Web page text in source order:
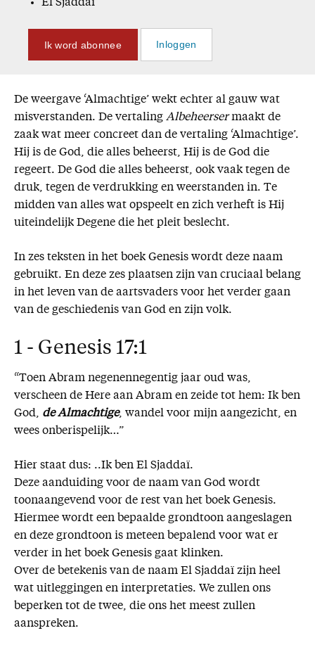
El Sjaddaï
Ik word abonnee Inloggen
De weergave ‘Almachtige’ wekt echter al gauw wat
misverstanden. De vertaling Albeheersermaakt de
zaak wat meer concreet dan de vertaling ‘Almachtige’.
Hij is de God, die alles beheerst, Hij is de God die
regeert. De God die alles beheerst, ook vaak tegen de
druk, tegen de verdrukking en weerstanden in. Te
midden van alles wat opspeelt en zich verheft is Hij
uiteindelijk Degene die het pleit beslecht.
In zes teksten in het boek Genesis wordt deze naam
gebruikt. En deze zes plaatsen zijn van cruciaal belang
in het leven van de aartsvaders voor het verder gaan
van de geschiedenis van God en zijn volk.
1 - Genesis 17:1
“Toen Abram negenennegentig jaar oud was,
verscheen de Here aan Abram en zeide tot hem: Ik ben
God, de Almachtige, wandel voor mijn aangezicht, en
wees onberispelijk…”
Hier staat dus: ..Ik ben El Sjaddaï.
Deze aanduiding voor de naam van God wordt
toonaangevend voor de rest van het boek Genesis.
Hiermee wordt een bepaalde grondtoon aangeslagen
en deze grondtoon is meteen bepalend voor wat er
verder in het boek Genesis gaat klinken.
Over de betekenis van de naam El Sjaddaï zijn heel
wat uitleggingen en interpretaties. We zullen ons
beperken tot de twee, die ons het meest zullen
aanspreken.